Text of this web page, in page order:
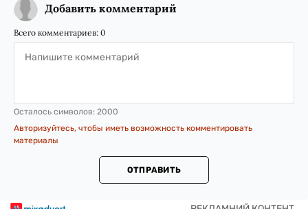
Добавить комментарий
Всего комментариев: 0
Осталось символов: 2000
Авторизуйтесь, чтобы иметь возможность комментировать
материалы
ОТПРАВИТЬ